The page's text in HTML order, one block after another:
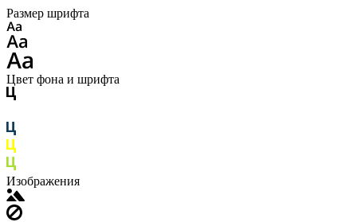
Размер шрифта
Цвет фона и шрифта
Изображения